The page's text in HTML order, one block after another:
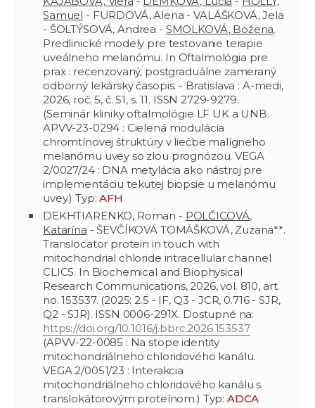
Samuel - FURDOVÁ, Alena - VALÁŠKOVÁ, Jela
- ŠOLTÝSOVÁ, Andrea - SMOLKOVÁ, Božena.
Predlinické modely pre testovanie terapie
uveálneho melanómu. In Oftalmológia pre
prax : recenzovaný, postgraduálne zameraný
odborný lekársky časopis. - Bratislava : A-medi,
2026, roč. 5, č. S1, s. 11. ISSN 2729-9279.
(Seminár kliniky oftalmológie LF UK a UNB.
APVV-23-0294 : Cielená modulácia
chromtínovej štruktúry v liečbe malígneho
melanómu uvey so zlou prognózou. VEGA
2/0027/24 : DNA metylácia ako nástroj pre
implementáciu tekutej biopsie u melanómu
uvey.) Typ:AFH
DEKHTIARENKO, Roman - POLČICOVÁ,
Katarína - ŠEVČÍKOVÁ TOMÁŠKOVÁ, Zuzana**.
Translocator protein in touch with
mitochondrial chloride intracellular channel
CLIC5. In Biochemical and Biophysical
Research Communications, 2026, vol. 810, art.
no. 153537. (2025: 2.5 - IF, Q3 - JCR, 0.716 - SJR,
Q2 - SJR). ISSN 0006-291X. Dostupné na:
https://doi.org/10.1016/j.bbrc.2026.153537
(APVV-22-0085 : Na stope identity
mitochondriálneho chloridového kanálu.
VEGA 2/0051/23 : Interakcia
mitochondriálneho chloridového kanálu s
translokátorovým proteínom.) Typ: ADCA